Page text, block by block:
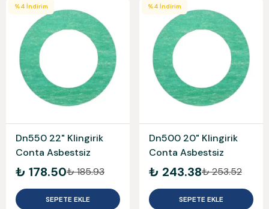
%4 İndirim
Dn550 22" Klingirik
Conta Asbestsiz
₺ 178.50₺ 185.93
SEPETE EKLE
%4 İndirim
Dn500 20" Klingirik
Conta Asbestsiz
₺ 243.38₺ 253.52
SEPETE EKLE